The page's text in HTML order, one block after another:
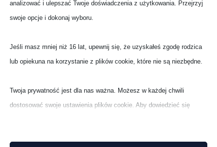
analizować i ulepszać Twoje doświadczenia z użytkowania. Przejrzyj
swoje opcje i dokonaj wyboru.
Jeśli masz mniej niż 16 lat, upewnij się, że uzyskałeś zgodę rodzica
lub opiekuna na korzystanie z plików cookie, które nie są niezbędne.
Twoja prywatność jest dla nas ważna. Możesz w każdej chwili
dostosować swoje ustawienia plików cookie. Aby dowiedzieć się